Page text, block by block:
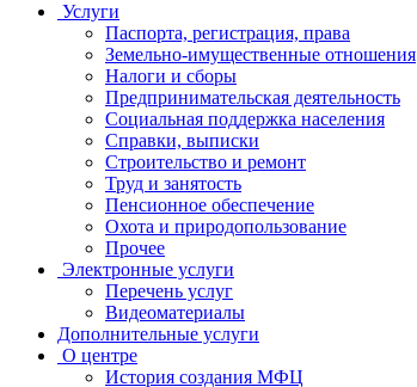
Услуги
Паспорта, регистрация, права
Земельно-имущественные отношения
Налоги и сборы
Предпринимательская деятельность
Социальная поддержка населения
Справки, выписки
Строительство и ремонт
Труд и занятость
Пенсионное обеспечение
Охота и природопользование
Прочее
Электронные услуги
Перечень услуг
Видеоматериалы
Дополнительные услуги
О центре
История создания МФЦ